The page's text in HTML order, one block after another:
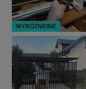
WYRÓŻNIONE